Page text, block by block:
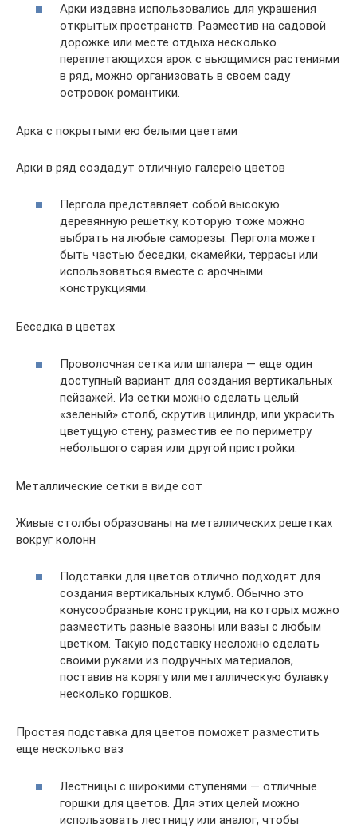
Арки издавна использовались для украшения
открытых пространств. Разместив на садовой
дорожке или месте отдыха несколько
переплетающихся арок с вьющимися растениями
в ряд, можно организовать в своем саду
островок романтики.
Арка с покрытыми ею белыми цветами
Арки в ряд создадут отличную галерею цветов
Пергола представляет собой высокую
деревянную решетку, которую тоже можно
выбрать на любые саморезы. Пергола может
быть частью беседки, скамейки, террасы или
использоваться вместе с арочными
конструкциями.
Беседка в цветах
Проволочная сетка или шпалера — еще один
доступный вариант для создания вертикальных
пейзажей. Из сетки можно сделать целый
«зеленый» столб, скрутив цилиндр, или украсить
цветущую стену, разместив ее по периметру
небольшого сарая или другой пристройки.
Металлические сетки в виде сот
Живые столбы образованы на металлических решетках
вокруг колонн
Подставки для цветов отлично подходят для
создания вертикальных клумб. Обычно это
конусообразные конструкции, на которых можно
разместить разные вазоны или вазы с любым
цветком. Такую подставку несложно сделать
своими руками из подручных материалов,
поставив на корягу или металлическую булавку
несколько горшков.
Простая подставка для цветов поможет разместить
еще несколько ваз
Лестницы с широкими ступенями — отличные
горшки для цветов. Для этих целей можно
использовать лестницу или аналог, чтобы